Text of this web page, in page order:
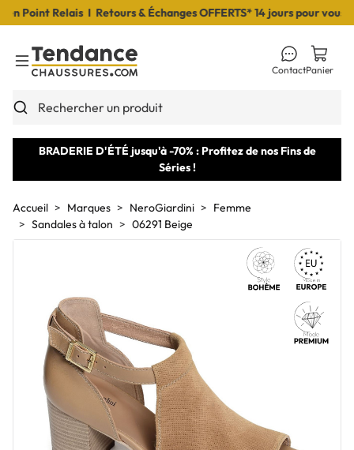
Point Relais I Retours & Échanges OFFERTS* 14 jours pour vous
Toggle Menu
Rechercher un produit
ContactPanier
BRADERIE D'ÉTÉ jusqu'à -70% : Profitez de nos Fins de
Séries !
Accueil Marques NeroGiardini
Femme
Sandales à talon
06291 Beige